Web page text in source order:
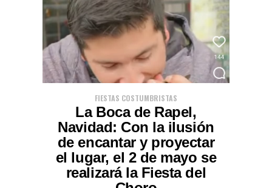
FIESTAS COSTUMBRISTAS
La Boca de Rapel,
Navidad: Con la ilusión
de encantar y proyectar
el lugar, el 2 de mayo se
realizará la Fiesta del